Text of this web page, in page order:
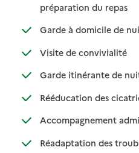
préparation du repas
:
: non
Garde à domicile de:
:
Visite de convivialité
:
: non
Garde itinérante de:
:
Rééducation des :
:
Accompagnement
Réadaptation des